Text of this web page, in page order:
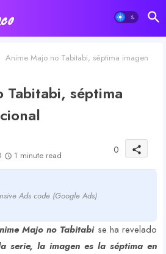
Anime Majo no Tabitabi, séptima imagen
Tabitabi, séptima
1 minute read 0 share
Ads code (Google Ads)
Majo no Tabitabise ha revelado
serie, la imagen es la séptima en